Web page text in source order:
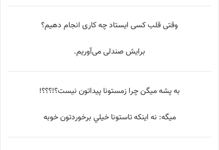
وقتی قلب کسی ایستاد چه کاری انجام دهیم؟
برایش صندلی می‌آوریم.
به پشه ميگن چرا زمستونا پيداتون نيست؟!؟؟؟!
ميگه: نه اينکه تاستونا خيلي برخوردتون خوبه